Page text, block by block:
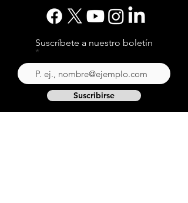
Suscríbete a nuestro boletín
Suscribirse